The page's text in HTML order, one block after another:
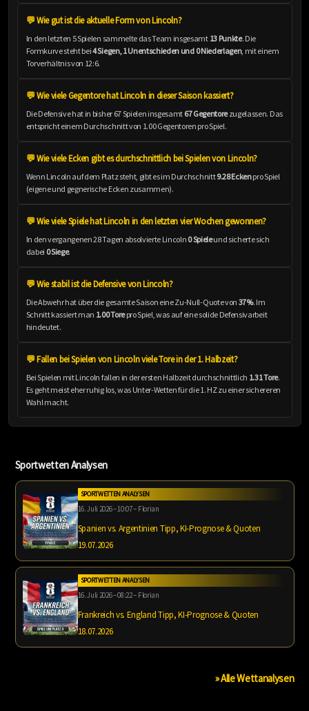
💬 Wie gut ist die aktuelle Form von Lincoln?
In den letzten 5 Spielen sammelte das Team insgesamt 13 Punkte. Die
Formkurve steht bei4 Siegen, 1 Unentschieden und 0 Niederlagen, mit einem
Torverhältnis von 12:6.
💬 Wie viele Gegentore hat Lincoln in dieser Saison kassiert?
Die Defensive hat in bisher 67 Spielen insgesamt 67 Gegentorezugelassen. Das
entspricht einem Durchschnitt von 1.00 Gegentoren pro Spiel.
💬 Wie viele Ecken gibt es durchschnittlich bei Spielen von Lincoln?
Wenn Lincoln auf dem Platz steht, gibt es im Durchschnitt9.28 Eckenpro Spiel
(eigene und gegnerische Ecken zusammen).
💬 Wie viele Spiele hat Lincoln in den letzten vier Wochen gewonnen?
In den vergangenen 28 Tagen absolvierte Lincoln 0 Spieleund sicherte sich
dabei 0 Siege.
💬 Wie stabil ist die Defensive von Lincoln?
Die Abwehr hat über die gesamte Saison eine Zu-Null-Quote von 37%. Im
Schnitt kassiert man 1.00 Torepro Spiel, was auf eine solide Defensivarbeit
hindeutet.
💬 Fallen bei Spielen von Lincoln viele Tore in der 1. Halbzeit?
Bei Spielen mit Lincoln fallen in der ersten Halbzeit durchschnittlich 1.31 Tore.
Es geht meist eher ruhig los, was Unter-Wetten für die 1. HZ zu einer sichereren
Wahl macht.
Sportwetten Analysen
SPORTWETTEN ANALYSEN
16. Juli 2026 – 10:07 – Florian
Spanien vs. Argentinien Tipp, KI-Prognose & Quoten
19.07.2026
SPORTWETTEN ANALYSEN
16. Juli 2026 – 08:22 – Florian
Frankreich vs. England Tipp, KI-Prognose & Quoten
18.07.2026
» Alle Wettanalysen